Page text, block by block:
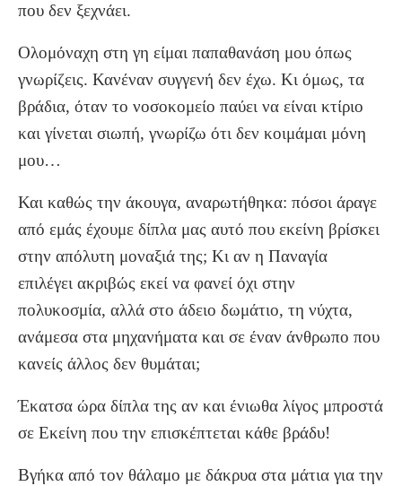
που δεν ξεχνάει.
Ολομόναχη στη γη είμαι παπαθανάση μου όπως
γνωρίζεις. Κανέναν συγγενή δεν έχω. Κι όμως, τα
βράδια, όταν το νοσοκομείο παύει να είναι κτίριο
και γίνεται σιωπή, γνωρίζω ότι δεν κοιμάμαι μόνη
μου…
Και καθώς την άκουγα, αναρωτήθηκα: πόσοι άραγε
από εμάς έχουμε δίπλα μας αυτό που εκείνη βρίσκει
στην απόλυτη μοναξιά της; Κι αν η Παναγία
επιλέγει ακριβώς εκεί να φανεί όχι στην
πολυκοσμία, αλλά στο άδειο δωμάτιο, τη νύχτα,
ανάμεσα στα μηχανήματα και σε έναν άνθρωπο που
κανείς άλλος δεν θυμάται;
Έκατσα ώρα δίπλα της αν και ένιωθα λίγος μπροστά
σε Εκείνη που την επισκέπτεται κάθε βράδυ!
Βγήκα από τον θάλαμο με δάκρυα στα μάτια για την